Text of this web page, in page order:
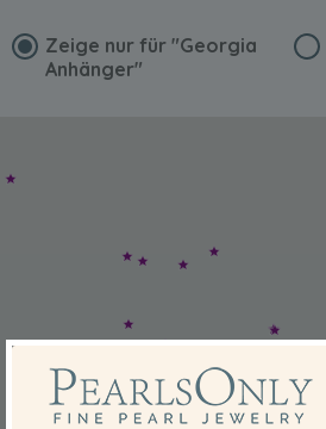
Zeige nur für "Georgia
Anhänger"